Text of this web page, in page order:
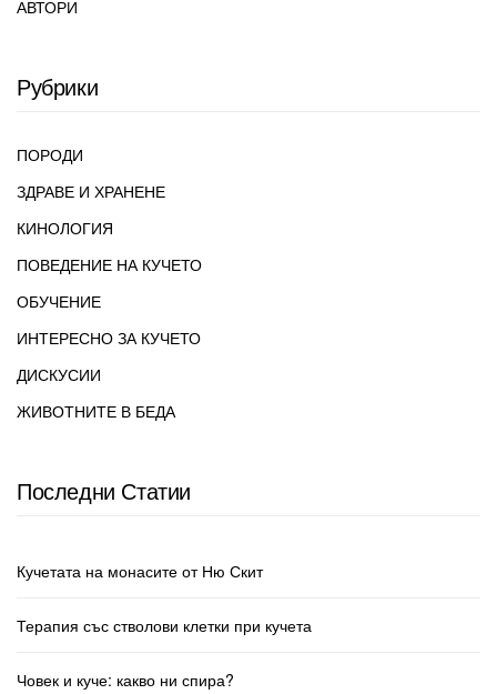
АВТОРИ
Рубрики
ПОРОДИ
ЗДРАВЕ И ХРАНЕНЕ
КИНОЛОГИЯ
ПОВЕДЕНИЕ НА КУЧЕТО
ОБУЧЕНИЕ
ИНТЕРЕСНО ЗА КУЧЕТО
ДИСКУСИИ
ЖИВОТНИТЕ В БЕДА
Последни Статии
Кучетата на монасите от Ню Скит
Терапия със стволови клетки при кучета
Човек и куче: какво ни спира?